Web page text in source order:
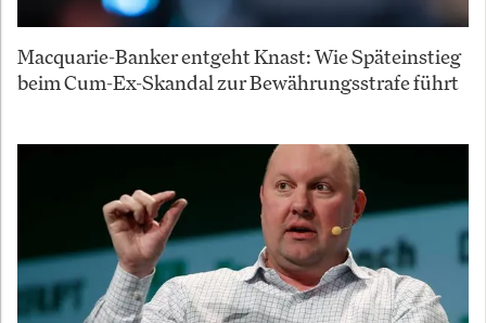
Macquarie-Banker entgeht Knast: Wie Späteinstieg
beim Cum-Ex-Skandal zur Bewährungsstrafe führt